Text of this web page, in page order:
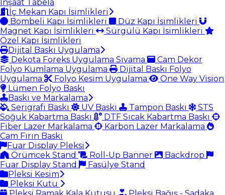
İnşaat Tabela
İç Mekan Kapı İsimlikleri
Bombeli Kapı İsimlikleri
Düz Kapı İsimlikleri
Magnet Kapı İsimlikleri
Sürgülü Kapı İsimlikleri
Özel Kapı İsimlikleri
Dijital Baskı Uygulama
Dekota Foreks Uygulama Sıvama
Cam Dekor
Folyo Kumlama Uygulama
Dijital Baskı Folyo
Uygulama
Folyo Kesim Uygulama
One Way Vision
Lümen Folyo Baskı
Baskı ve Markalama
Serigrafi Baskı
UV Baskı Tampon Baskı
STS
Soğuk Kabartma Baskı
DTF Sıcak Kabartma Baskı
Fiber Lazer Markalama
Karbon Lazer Markalama
Cam Fırın Baskı
Fuar Display Pleksi
Örümcek Stand
Roll-Up Banner
Backdrop
Fuar Display Stand
Fasülye Stand
Pleksi Kesim
Pleksi Kutu